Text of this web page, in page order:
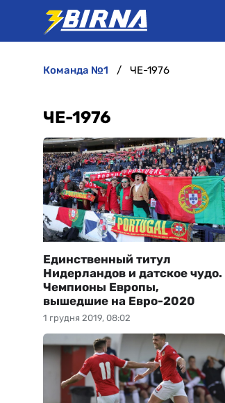
команда №1 ЧЕ-1976
ЧЕ-1976
1 грудня 2019, 08:02
Единственный титул
Нидерландов и датское чудо.
Чемпионы Европы,
вышедшие на Евро-2020